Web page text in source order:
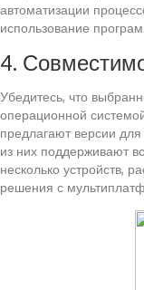
автоматизации
использование
4.
Убедитесь, что
операционной
предлагают версии
из них поддерживают
несколько устройств,
решения с